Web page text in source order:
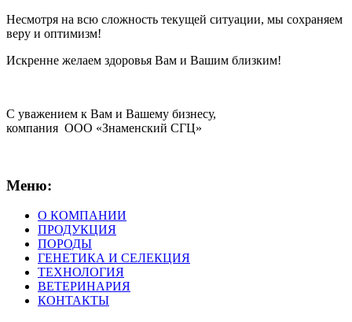
Несмотря на всю сложность текущей ситуации, мы сохраняем
веру и оптимизм!
Искренне желаем здоровья Вам и Вашим близким!
С уважением к Вам и Вашему бизнесу,
компания ООО «Знаменский СГЦ»
Меню:
О КОМПАНИИ
ПРОДУКЦИЯ
ПОРОДЫ
ГЕНЕТИКА И СЕЛЕКЦИЯ
ТЕХНОЛОГИЯ
ВЕТЕРИНАРИЯ
КОНТАКТЫ